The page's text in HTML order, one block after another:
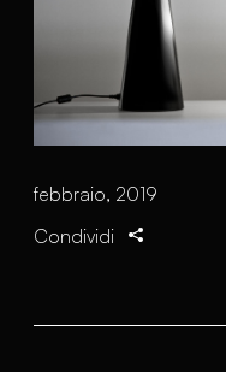
febbraio, 2019
Condividi